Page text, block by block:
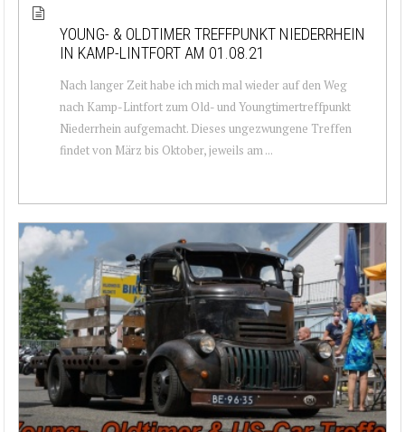
YOUNG- & OLDTIMER TREFFPUNKT NIEDERRHEIN
IN KAMP-LINTFORT AM 01.08.21
Nach langer Zeit habe ich mich mal wieder auf den Weg
nach Kamp-Lintfort zum Old- und Youngtimertreffpunkt
Niederrhein aufgemacht. Dieses ungezwungene Treffen
findet von März bis Oktober, jeweils am ...